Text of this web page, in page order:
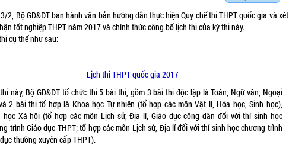
2, Bộ GD&ĐT ban hành văn bản hướng dẫn thực hiện Quy chế thi THPT quốc gia và xét
tốt nghiệp THPT năm 2017 và chính thức công bố lịch thi của kỳ thi này.
cụ thể như sau:
Lịch thi THPT quốc gia 2017
này, Bộ GD&ĐT tổ chức thi 5 bài thi, gồm 3 bài thi độc lập là Toán, Ngữ văn, Ngoại
2 bài thi tổ hợp là Khoa học Tự nhiên (tổ hợp các môn Vật lí, Hóa học, Sinh học),
học Xã hội (tổ hợp các môn Lịch sử, Địa lí, Giáo dục công dân đối với thí sinh học
trình Giáo dục THPT; tổ hợp các môn Lịch sử, Địa lí đối với thí sinh học chương trình
thường xuyên cấp THPT).